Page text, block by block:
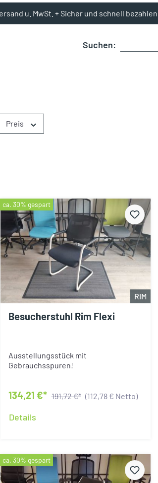
u. MwSt. + Sicher und schnell
Suchen:
Preis
RIM
Besucherstuhl Rim Flexi
Ausstellungsstück mit
Gebrauchsspuren!
134,21 €* 191,72 €*
ca. 30% gespart
(112,78 € Netto)
Details
ca. 30% gespart